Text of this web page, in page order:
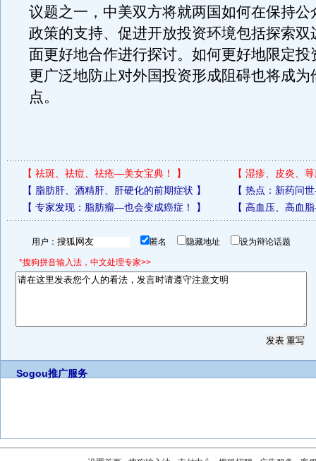
议题之一，中美双方将就两国如何在保持公
政策的支持、促进开放投资环境包括探索双
面更好地合作进行探讨。如何更好地限定投
更广泛地防止对外国投资形成阻碍也将成为
点。
【 祛斑、祛痘、祛疮—美女宝典！ 】 【 湿疹、皮炎、
【 脂肪肝、酒精肝、肝硬化的前期症状 】 【 热点：新药问
【 专家发现：脂肪瘤—也会变成癌症！ 】 【 高血压、高血
用户： 匿名 隐藏地址 设为辩论话题
*搜狗拼音输入法，中文处理专家>>
Sogou推广服务